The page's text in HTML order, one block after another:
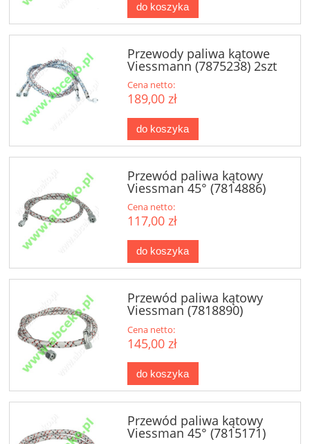
do koszyka
Przewody paliwa kątowe
Viessmann (7875238) 2szt
Cena netto:
189,00 zł
do koszyka
Przewód paliwa kątowy
Viessman 45° (7814886)
Cena netto:
117,00 zł
do koszyka
Przewód paliwa kątowy
Viessman (7818890)
Cena netto:
145,00 zł
do koszyka
Przewód paliwa kątowy
Viessman 45° (7815171)